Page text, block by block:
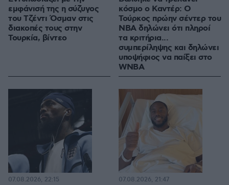
εμφάνισή της η σύζυγος
του Τζέντι Όσμαν στις
διακοπές τους στην
Τουρκία, βίντεο
κόσμο ο Καντέρ: Ο
Τούρκος πρώην σέντερ του
NBA δηλώνει ότι πληροί
τα κριτήρια...
συμπερίληψης και δηλώνει
υποψήφιος να παίξει στο
WNBA
07.08.2026, 22:15 07.08.2026, 21:47